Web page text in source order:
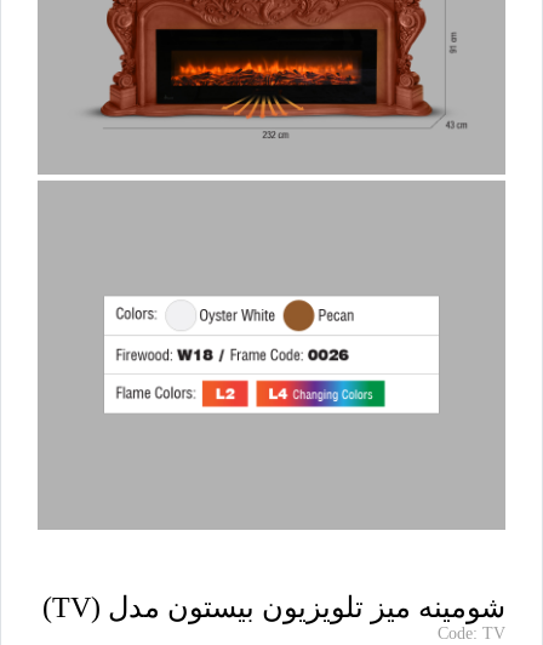
شومینه میز تلویزیون بیستون مدل (TV)
Code: TV